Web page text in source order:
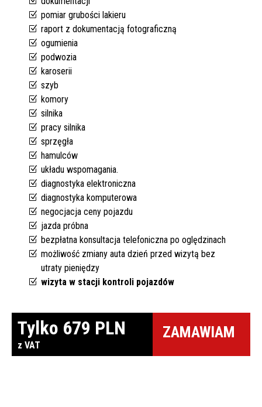
pomiar grubości lakieru
raport z dokumentacją fotograficzną
ogumienia
podwozia
karoserii
szyb
komory
silnika
pracy silnika
sprzęgła
hamulców
układu wspomagania.
diagnostyka elektroniczna
diagnostyka komputerowa
negocjacja ceny pojazdu
jazda próbna
bezpłatna konsultacja telefoniczna po oględzinach
możliwość zmiany auta dzień przed wizytą bez
utraty pieniędzy
wizyta w stacji kontroli pojazdów
Tylko 679 PLN
z VAT
ZAMAWIAM